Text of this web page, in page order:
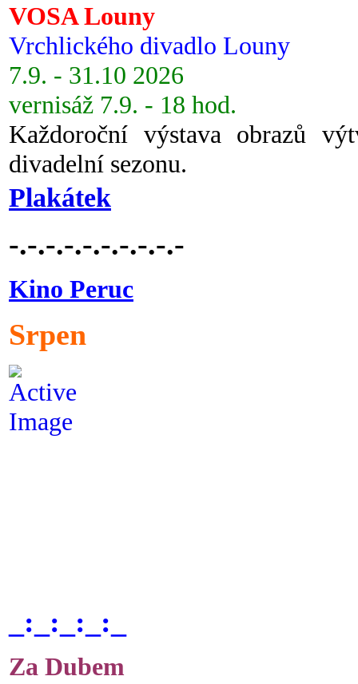
VOSA Louny
Vrchlického divadlo Louny
7.9. - 31.10 2026
vernisáž 7.9. - 18 hod.
Každoroční výstava obrazů
divadelní sezonu.
Plakátek
-.-.-.-.-.-.-.-.-.-
Kino Peruc
Srpen
_:_:_:_:_
Za Dubem